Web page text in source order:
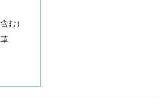
む）